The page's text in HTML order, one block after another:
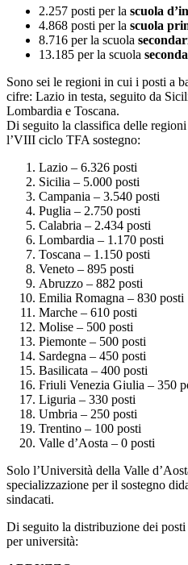
2.257 posti per la scuola
4.868 posti per la scuola
8.716 per la scuola
13.185 per la scuola
Sono sei le regioni in cui i posti a
cifre: Lazio in testa, seguito da
Lombardia e Toscana.
Di seguito la classifica delle
l’VIII ciclo TFA sostegno:
Lazio – 6.326 posti
Sicilia – 5.000 posti
Campania – 3.540 posti
Puglia – 2.750 posti
Calabria – 2.434 posti
Lombardia – 1.170 posti
Toscana – 1.150 posti
Veneto – 895 posti
Abruzzo – 882 posti
Emilia Romagna – 830 posti
Marche – 610 posti
Molise – 500 posti
Piemonte – 500 posti
Sardegna – 450 posti
Basilicata – 400 posti
Friuli Venezia Giulia – 350
Liguria – 330 posti
Umbria – 250 posti
Trentino – 100 posti
Valle d’Aosta – 0 posti
Solo l’Università della Valle
specializzazione per il sostegno
sindacati.
Di seguito la distribuzione dei
per università: